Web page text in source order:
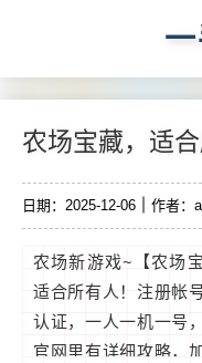
农场宝藏，适
日期：2025-12-06 作者：
农场新游戏~【农场宝
适合所有人！注册帐
认证，一人一机一号
官网里有详细攻略，